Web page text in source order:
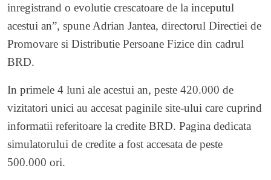
inregistrand o evolutie crescatoare de la inceputul
acestui an”, spune Adrian Jantea, directorul Directiei de
Promovare si Distributie Persoane Fizice din cadrul
BRD.
In primele 4 luni ale acestui an, peste 420.000 de
vizitatori unici au accesat paginile site-ului care cuprind
informatii referitoare la credite BRD. Pagina dedicata
simulatorului de credite a fost accesata de peste
500.000 ori.